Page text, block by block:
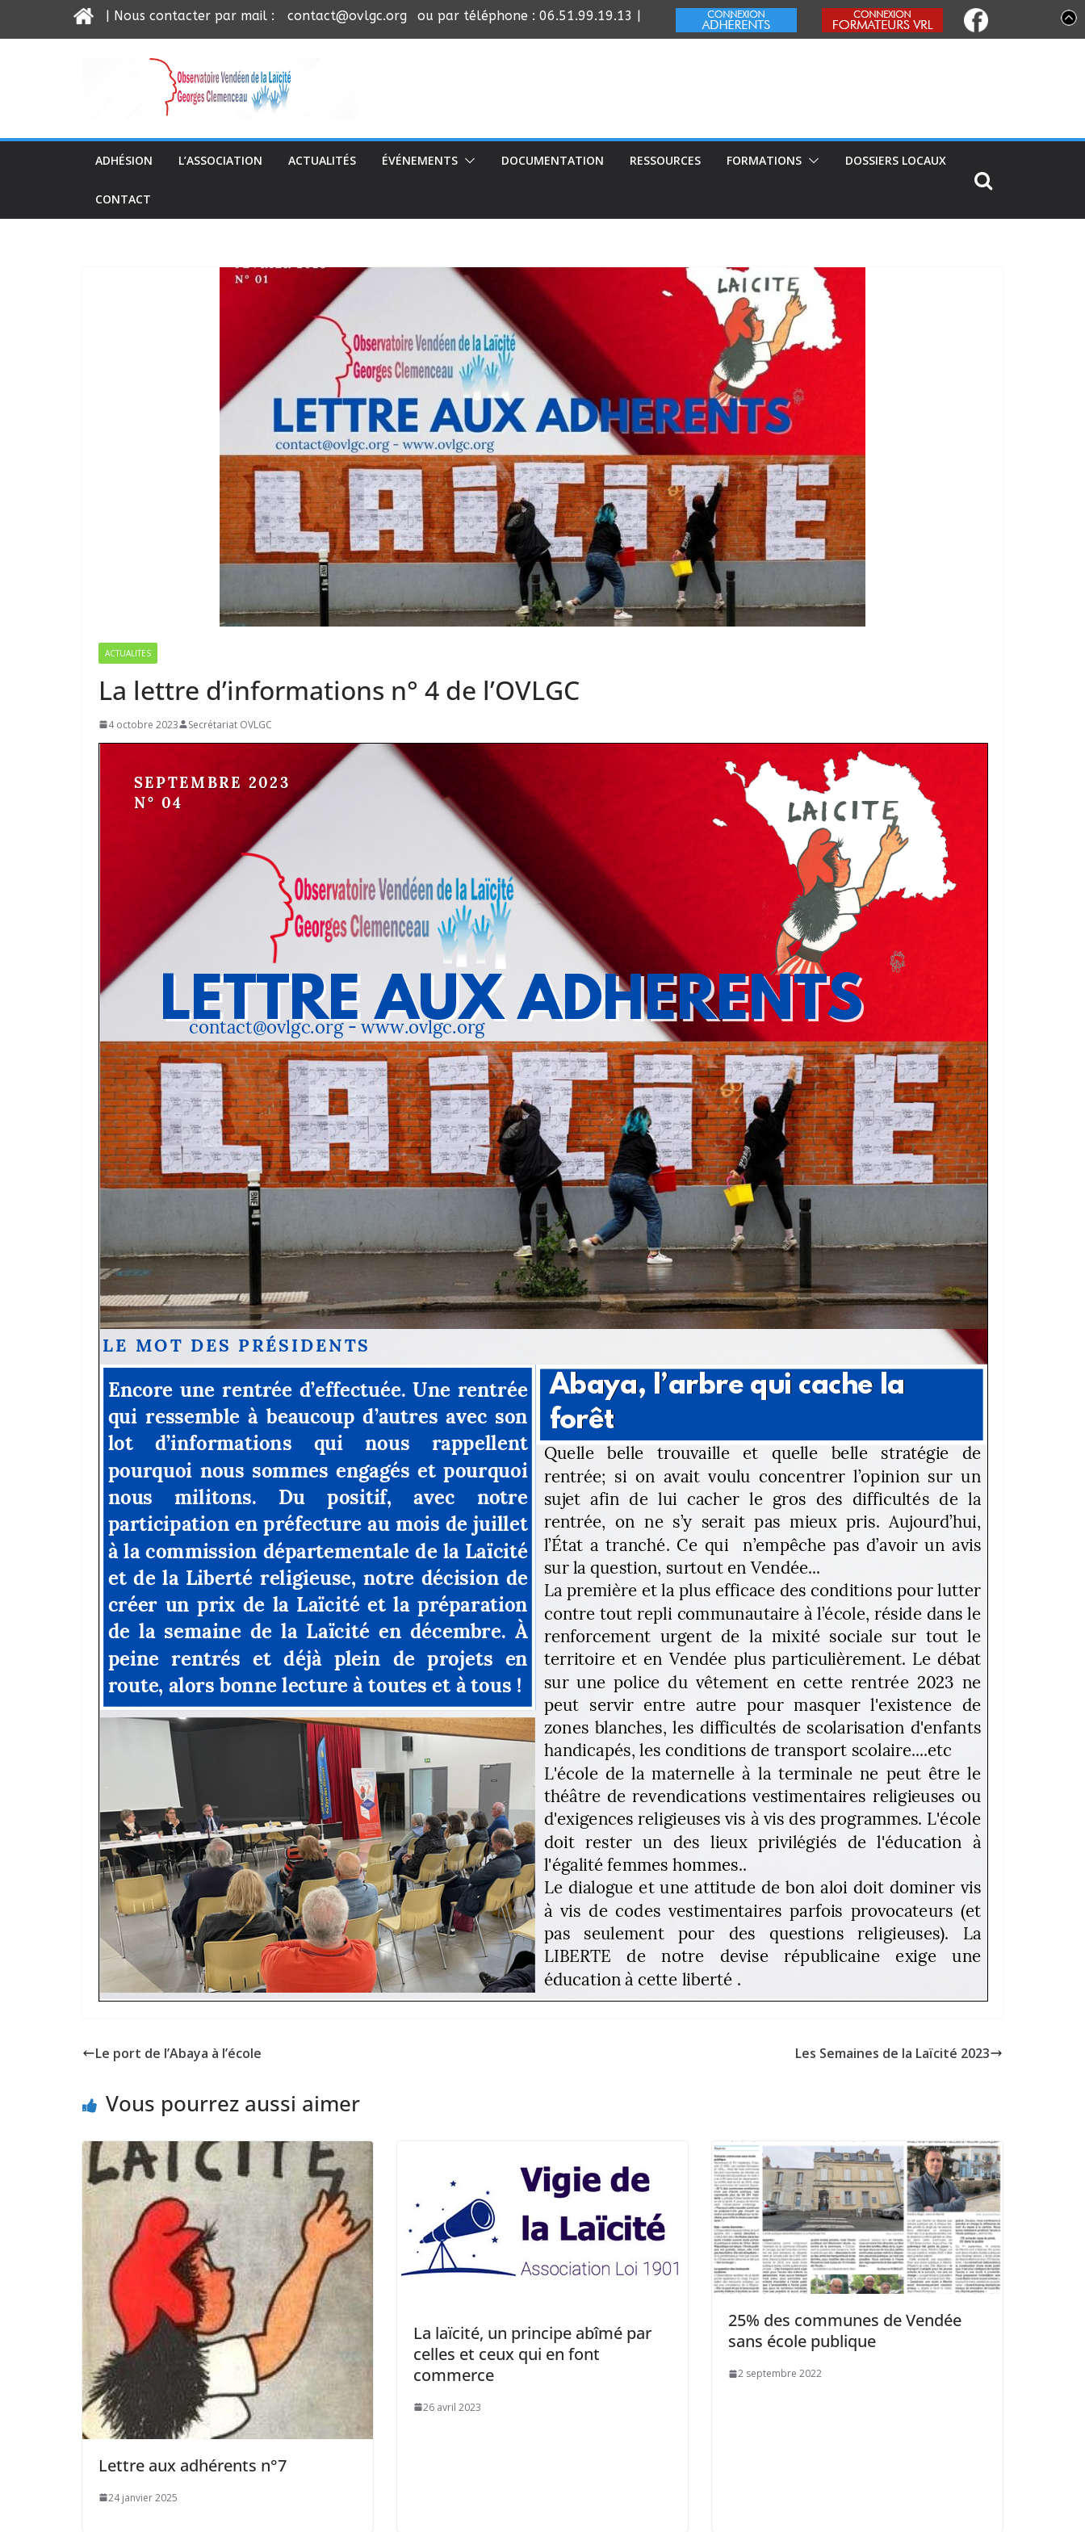
ADHÉSION L’ASSOCIATION ACTUALITÉS ÉVÉNEMENTS DOCUMENTATION RESSOURCES FORMATIONS DOSSIERS LOCAUX
CONTACT
ACTUALITES
La lettre d’informations n° 4 de l’OVLGC
4 octobre 2023 Secrétariat OVLGC
Le port de l’Abaya à l’école Les Semaines de la Laïcité 2023
Vous pourrez aussi aimer
Lettre aux adhérents n°7
24 janvier 2025
La laïcité, un principe abîmé par
celles et ceux qui en font
commerce
26 avril 2023
25% des communes de Vendée
sans école publique
2 septembre 2022
| Nous contacter par mail : contact@ovlgc.org ou par téléphone : 06.51.99.19.13 |